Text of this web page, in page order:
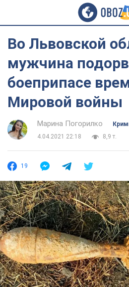
Во Львовской
мужчина
боеприпасе
Мировой войны
Марина Погорилко
4.04.2021 22:18
8,9 т.
19